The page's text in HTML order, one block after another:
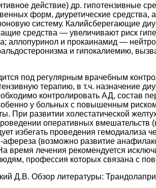
действие) др. гипотензивные
форм, диуретические
систему. Калийсберегающие
средства — увеличивают риск
аллопуринол и прокаинамид —
и гипокалиемию,
под регулярным врачебным
терапию, в т.ч. назначение
контролировать АД, состав
у больных с повышенным
При развитии холестатической
оперативных вмешательств
избегать проведения
(возможно развитие
время лечения рекомендуется
профессия которых связана с
Д.В. Обзор литературы: